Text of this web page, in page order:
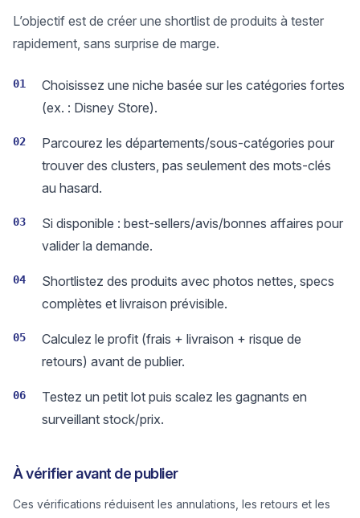
L’objectif est de créer une shortlist de produits à tester
rapidement, sans surprise de marge.
01
Choisissez une niche basée sur les catégories fortes
(ex. : Disney Store).
02
Parcourez les départements/sous-catégories pour
trouver des clusters, pas seulement des mots-clés
au hasard.
03
Si disponible : best-sellers/avis/bonnes affaires pour
valider la demande.
04
Shortlistez des produits avec photos nettes, specs
complètes et livraison prévisible.
05
Calculez le profit (frais + livraison + risque de
retours) avant de publier.
06
Testez un petit lot puis scalez les gagnants en
surveillant stock/prix.
À vérifier avant de publier
Ces vérifications réduisent les annulations, les retours et les